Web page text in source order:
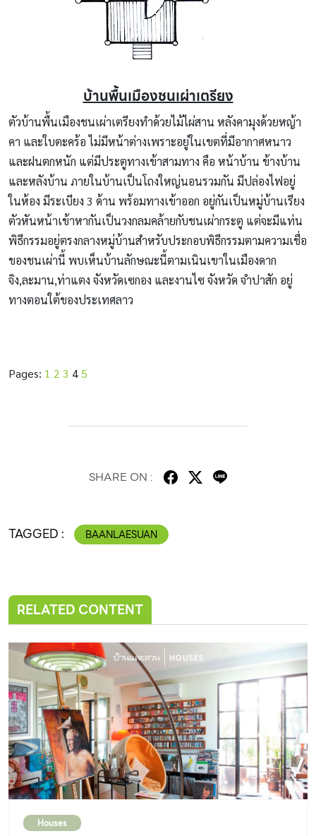
บ้านพื้นเมืองชนเผ่าเตรียง
ตัวบ้านพื้นเมืองชนเผ่าเตรียงทำด้วยไม้ไผ่สาน หลังคามุงด้วยหญ้า
คา และใบตะคร้อ ไม่มีหน้าต่างเพราะอยู่ในเขตที่มีอากาศหนาว
และฝนตกหนัก แต่มีประตูทางเข้าสามทาง คือ หน้าบ้าน ข้างบ้าน
และหลังบ้าน ภายในบ้านเป็นโถงใหญ่นอนรวมกัน มีปล่องไฟอยู่
ในห้อง มีระเบียง 3 ด้าน พร้อมทางเข้าออก อยู่กันเป็นหมู่บ้านเรียง
ตัวหันหน้าเข้าหากันเป็นวงกลมคล้ายกับชนเผ่ากระตู แต่จะมีแท่น
พิธีกรรมอยู่ตรงกลางหมู่บ้านสำหรับประกอบพิธีกรรมตามความเชื่อ
ของชนเผ่านี้ พบเห็นบ้านลักษณะนี้ตามเนินเขาในเมืองดาก
จิง,ละมาน,ท่าแตง จังหวัดเซกอง และงานไซ จังหวัด จำปาสัก อยู่
ทางตอนใต้ของประเทศลาว
Pages: 1 2 3 4 5
SHARE ON :
TAGGED : BAANLAESUAN
RELATED CONTENT
Houses